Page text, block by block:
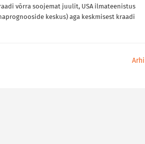
võrra soojemat juulit, USA ilmateenistus
keskus) aga keskmisest kraadi